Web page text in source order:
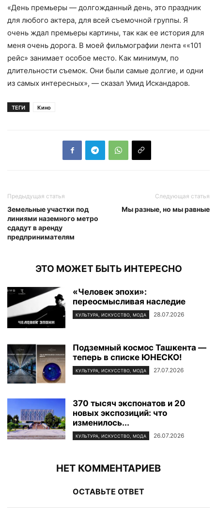
«День премьеры — долгожданный день, это праздник
для любого актера, для всей съемочной группы. Я
очень ждал премьеры картины, так как ее история для
меня очень дорога. В моей фильмографии лента ««101
рейс» занимает особое место. Как минимум, по
длительности съемок. Они были самые долгие, и одни
из самых интересных», — сказал Умид Искандаров.
ТЕГИ Кино
Предыдущая статья
Земельные участки под
линиями наземного метро
сдадут в аренду
предпринимателям
Следующая статья
Мы разные, но мы равные
ЭТО МОЖЕТ БЫТЬ ИНТЕРЕСНО
«Человек эпохи»:
переосмысливая наследие
КУЛЬТУРА, ИСКУССТВО, МОДА 28.07.2026
Подземный космос Ташкента —
теперь в списке ЮНЕСКО!
КУЛЬТУРА, ИСКУССТВО, МОДА 27.07.2026
370 тысяч экспонатов и 20
новых экспозиций: что
изменилось...
КУЛЬТУРА, ИСКУССТВО, МОДА 26.07.2026
НЕТ КОММЕНТАРИЕВ
ОСТАВЬТЕ ОТВЕТ